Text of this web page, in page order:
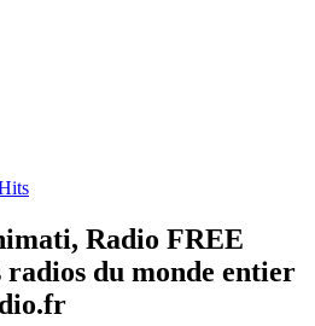
Radio FREE
du monde entier